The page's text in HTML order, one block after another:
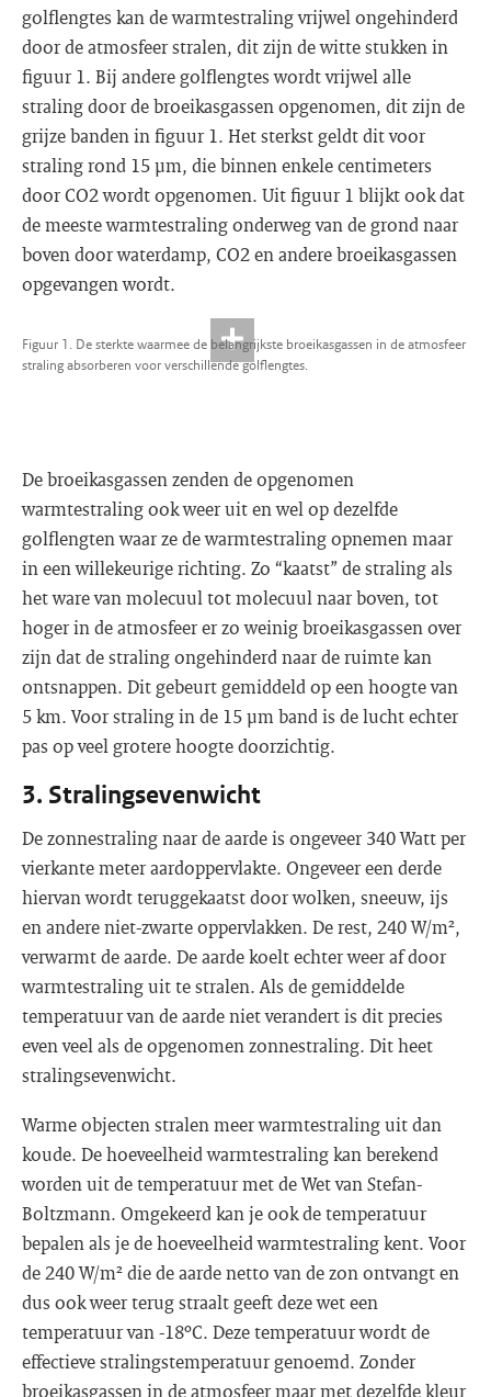
golflengtes kan de warmtestraling vrijwel ongehinderd
door de atmosfeer stralen, dit zijn de witte stukken in
figuur 1. Bij andere golflengtes wordt vrijwel alle
straling door de broeikasgassen opgenomen, dit zijn de
grijze banden in figuur 1. Het sterkst geldt dit voor
straling rond 15 μm, die binnen enkele centimeters
door CO2 wordt opgenomen. Uit figuur 1 blijkt ook dat
de meeste warmtestraling onderweg van de grond naar
boven door waterdamp, CO2 en andere broeikasgassen
opgevangen wordt.
Figuur 1. De sterkte waarmee de belangrijkste broeikasgassen in de atmosfeer
straling absorberen voor verschillende golflengtes.
De broeikasgassen zenden de opgenomen
warmtestraling ook weer uit en wel op dezelfde
golflengten waar ze de warmtestraling opnemen maar
in een willekeurige richting. Zo “kaatst” de straling als
het ware van molecuul tot molecuul naar boven, tot
hoger in de atmosfeer er zo weinig broeikasgassen over
zijn dat de straling ongehinderd naar de ruimte kan
ontsnappen. Dit gebeurt gemiddeld op een hoogte van
5 km. Voor straling in de 15 μm band is de lucht echter
pas op veel grotere hoogte doorzichtig.
3. Stralingsevenwicht
De zonnestraling naar de aarde is ongeveer 340 Watt per
vierkante meter aardoppervlakte. Ongeveer een derde
hiervan wordt teruggekaatst door wolken, sneeuw, ijs
en andere niet-zwarte oppervlakken. De rest, 240 W/m²,
verwarmt de aarde. De aarde koelt echter weer af door
warmtestraling uit te stralen. Als de gemiddelde
temperatuur van de aarde niet verandert is dit precies
even veel als de opgenomen zonnestraling. Dit heet
stralingsevenwicht.
Warme objecten stralen meer warmtestraling uit dan
koude. De hoeveelheid warmtestraling kan berekend
worden uit de temperatuur met de Wet van Stefan-
Boltzmann. Omgekeerd kan je ook de temperatuur
bepalen als je de hoeveelheid warmtestraling kent. Voor
de 240 W/m² die de aarde netto van de zon ontvangt en
dus ook weer terug straalt geeft deze wet een
temperatuur van -18ºC. Deze temperatuur wordt de
effectieve stralingstemperatuur genoemd. Zonder
broeikasgassen in de atmosfeer maar met dezelfde kleur